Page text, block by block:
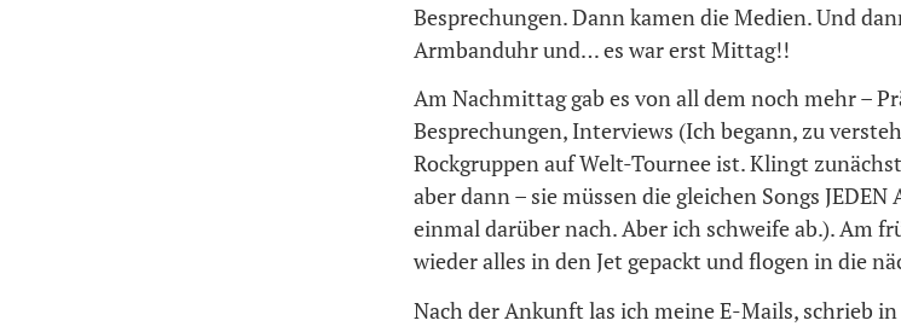
Besprechungen. Dann kamen die Medien. Und
Armbanduhr und… es war erst Mittag!!
Am Nachmittag gab es von all dem noch mehr –
Besprechungen, Interviews (Ich begann, zu
Rockgruppen auf Welt-Tournee ist. Klingt
aber dann – sie müssen die gleichen Songs
einmal darüber nach. Aber ich schweife ab.). Am
wieder alles in den Jet gepackt und flogen in die
Nach der Ankunft las ich meine E-Mails, schrieb